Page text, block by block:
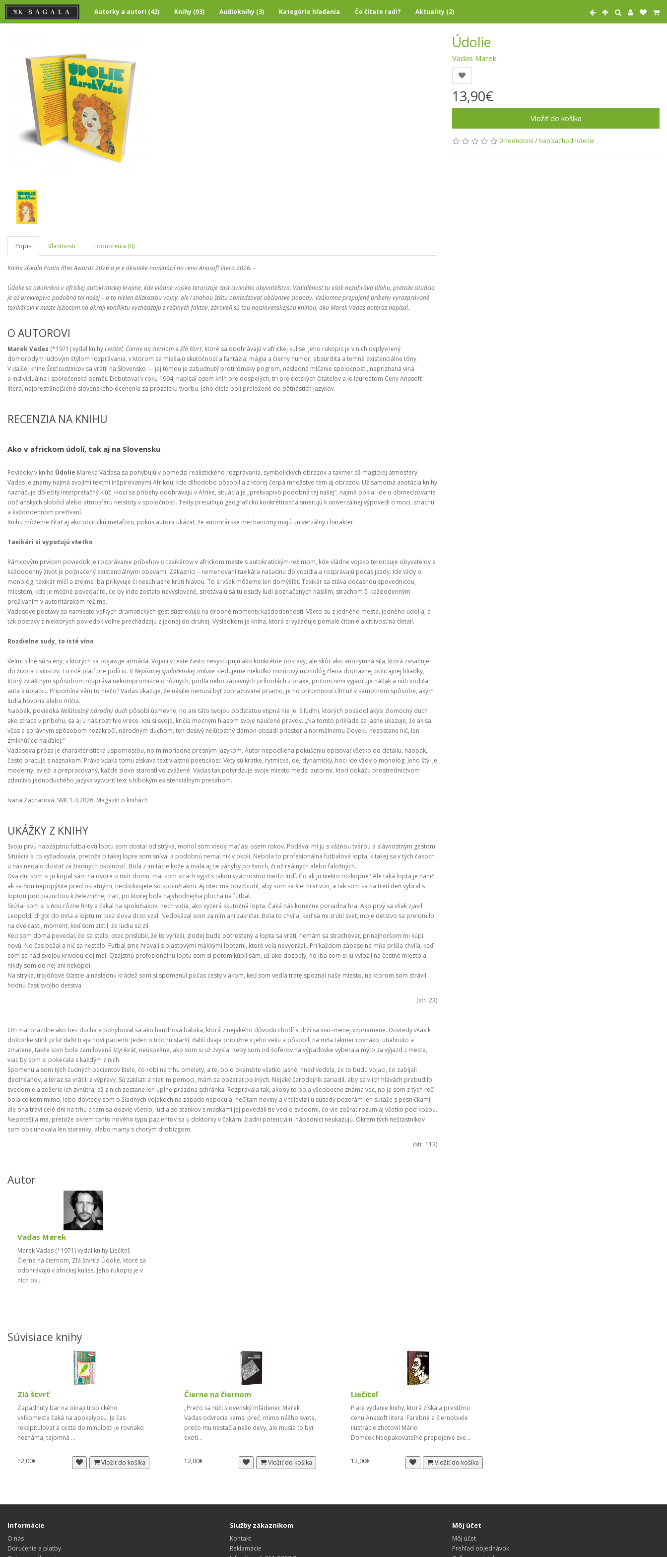
Autorky a autori (42) Knihy (93) Audioknihy (3) Kategórie hľadania Čo čítate radi? Aktuality (2)
Popis Vlastnosti Hodnotenia (0)
Kniha získala Panta Rhei Awards 2026 a je v desiatke nominácií na cenu Anasoft litera 2026. -
Údolie sa odohráva v africkej autokratickej krajine, kde vládne vojsko terorizuje časť civilného obyvateľstva. Vzdialenosť tu však nezohráva úlohu, pretože situácia
je až prekvapivo podobná tej našej – a to nielen blízkosťou vojny, ale i snahou štátu obmedzovať občianske slobody. Vzájomne prepojené príbehy vyrozprávané
taxikárovi v meste ležiacom na okraji konfliktu vychádzajú z reálnych faktov, zároveň sú tou najslovenskejšou knihou, akú Marek Vadas doteraz napísal.
O AUTOROVI
Marek Vadas (*1971) vydal knihyLiečiteľ, Čierne na čiernom a Zlá štvrť, ktoré sa odohrávajú v africkej kulise. Jeho rukopis je v nich ovplyvnený
domorodým ľudovým štýlom rozprávania, v ktorom sa miešajú skutočnosť a fantázia, mágia a čierny humor, absurdita a temné existenciálne tóny.
V ďalšej knihe Šesť cudzincov sa vrátil na Slovensko — jej témou je zabudnutý protirómsky pogrom, následné mlčanie spoločnosti, nepriznaná vina
a individuálna i spoločenská pamäť. Debutoval v roku 1994, napísal osem kníh pre dospelých, tri pre detských čitateľov a je laureátom Ceny Anasoft
litera, najprestížnejšieho slovenského ocenenia za prozaickú tvorbu. Jeho diela boli preložené do pätnástich jazykov.
RECENZIA NA KNIHU
Ako v africkom údolí, tak aj na Slovensku
Poviedky v knihe Údolie Mareka Vadasa sa pohybujú v pomedzí realistického rozprávania, symbolických obrazov a takmer až magickej atmosféry.
Vadas je známy najmä svojimi textmi inšpirovanými Afrikou, kde dlhodobo pôsobil a z ktorej čerpá množstvo tém aj obrazov. Už samotná anotácia knihy
naznačuje dôležitý interpretačný kľúč. Hoci sa príbehy odohrávajú v Afrike, situácia je „prekvapivo podobná tej našej“, najmä pokiaľ ide o obmedzovanie
občianskych slobôd alebo atmosféru neistoty v spoločnosti. Texty presahujú geografickú konkrétnosť a smerujú k univerzálnej výpovedi o moci, strachu
a každodennom prežívaní.
Knihu môžeme čítať aj ako politickú metaforu, pokus autora ukázať, že autoritárske mechanizmy majú univerzálny charakter.
Taxikári si vypočujú všetko
Rámcovým prvkom poviedok je rozprávanie príbehov o taxikárovi v africkom meste s autokratickým režimom, kde vládne vojsko terorizuje obyvateľov a
každodenný život je poznačený existenciálnymi obavami. Zákazníci – nemenovaní taxikára nasadnú do vozidla a rozprávajú počas jazdy. Ide vždy o
monológ, taxikár mlčí a zrejme iba prikyvuje či nesúhlasne krúti hlavou. To si však môžeme len domýšľať. Taxikár sa stáva dočasnou spovednicou,
miestom, kde je možné povedať to, čo by inde zostalo nevyslovené, stretávajú sa tu osudy ľudí poznačených násilím, strachom či každodenným
prežívaním v autoritárskom režime.
Vadasove postavy sa namiesto veľkých dramatických gest sústreďujú na drobné momenty každodennosti. Všetci sú z jedného mesta, jedného údolia, a
tak postavy z niektorých poviedok voľne prechádzajú z jednej do druhej. Výsledkom je kniha, ktorá si vyžaduje pomalé čítanie a citlivosť na detail.
Rozdielne sudy, to isté víno
Veľmi silné sú scény, v ktorých sa objavuje armáda. Vojaci v texte často nevystupujú ako konkrétne postavy, ale skôr ako anonymná sila, ktorá zasahuje
do života civilistov. To isté platí pre políciu. V Nepísanej spoločenskej zmluve sledujeme niekoľko minútový monológ člena dopravnej policajnej hliadky,
ktorý zvláštnym spôsobom rozpráva nekompromisne o rôznych, podľa neho zábavných príhodách z praxe, pričom nimi vyjadruje nátlak a núti vodiča
auta k úplatku. Pripomína vám to niečo? Vadas ukazuje, že násilie nemusí byť zobrazované priamo, je ho pritomnosť cítiť už v samotnom spôsobe, akým
ľudia hovoria alebo mlčia.
Naopak, poviedka Neľútostný národný duch pôsobí úsmevne, no ani táto svojou podstatou vtipná nie je. S ľuďmi, ktorých posadol akýsi zlomocný duch
ako straca v príbehu, sa aj u nás roztrhlo vrece. Idú si svoje, kričia mocným hlasom svoje naučené pravdy. „Na tomto príklade sa jasne ukazuje, že ak sa
včas a správnym spôsobom nezakročí, národným duchom, ten desivý neľútostný démon obsadí priestor a normálnemu človeku nezostane nič, len
zmlknúť čo najďalej.“
Vadasova próza je charakteristická úspornosťou, no mimoriadne presným jazykom. Autor nepodlieha pokušeniu opisovať všetko do detailu, naopak,
často pracuje s náznakom. Práve vďaka tomu získava text vlastnú poetickosť. Vety sú krátke, rytmické, dej dynamický, hoci ide vždy o monológ. Jeho štýl je
moderný, svieži a prepracovaný, každé slovo starostlivo zvážené. Vadas tak potvrdzuje svoje miesto medzi autormi, ktorí dokážu prostredníctvom
zdanlivo jednoduchého jazyka vytvoriť text s hlbokým existenciálnym presahom.
Ivana Zacharová, SME 1.4.2026, Magazín o knihách
UKÁŽKY Z KNIHY
Svoju prvú naozajstnú futbalovú loptu som dostal od strýka, mohol som vtedy mať asi osem rokov. Podával mi ju s vážnou tvárou a slávnostným gestom.
Situácia si to vyžadovala, pretože o takej lopte som sníval a podobnú nemal nik v okolí. Nebola to profesionálna futbalová lopta, k takej sa v tých časoch
u nás nedalo dostať za žiadnych okolností. Bola z imitácie kože a mala aj tie záhyby po švoch, či už reálnych alebo falošných.
Dva dni som si ju kopal sám na dvore o múr domu, mal som strach vyjsť s takou vzácnosťou medzi ľudí. Čo ak ju niekto rozkopne? Ale taká lopta je nanič,
ak sa ňou nepopýšite pred ostatnými, neobdivujete so spolužiakmi. Aj otec ma povzbudil, aby som sa šiel hrať von, a tak som sa na tretí deň vybral s
loptou pod pazuchou k železničnej trati, pri ktorej bola najvhodnejšia plocha na futbal.
Skúšal som si s ňou rôzne finty a čakal na spolužiakov, nech vidia, ako vyzerá skutočná lopta. Čaká nás konečne poriadna hra. Ako prvý sa však zjavil
Leopold, drgol do mňa a loptu mi bez slova drzo vzal. Nedokázal som za ním ani zakričať. Bola to chvíľa, keď sa mi zrútil svet, moje detstvo sa prelomilo
na dve časti, moment, keď som zistil, že ľudia sú zlí.
Keď som doma povedal, čo sa stalo, otec prisľúbil, že to vyrieši, zlodej bude potrestaný a lopta sa vráti, nemám sa strachovať, prinajhoršom mi kúpi
novú. No čas bežal a nič sa nestalo. Futbal sme hrávali s plastovými mäkkými loptami, ktoré veľa nevydržali. Pri každom zápase na mňa prišla chvíľa, keď
som sa nad svojou krivdou dojímal. Ozajstnú profesionálnu loptu som si potom kúpil sám, už ako dospelý, no iba som si ju vyložil na čestné miesto a
nikdy som do nej ani nekopol.
Na strýka, trojdňové šťastie a následnú krádež som si spomenul počas cesty vlakom, keď som vedľa trate spoznal naše miesto, na ktorom som strávil
hodnú časť svojho detstva.
(str. 23)
Oči mal prázdne ako bez ducha a pohyboval sa ako handrová bábika, ktorá z nejakého dôvodu chodí a drží sa viac-menej vzpriamene. Dovtedy však k
doktorke stihli prísť ďalší traja noví pacienti. Jeden o trochu starší, ďalší dvaja približne v jeho veku a pôsobili na mňa takmer rovnako, utiahnuto a
zmätene, takže som bola zamilovaná štyrikrát, neúspešne, ako som si už zvykla. Keby som od šoférov na výpadovke vyberala mýto za výjazd z mesta,
viac by som si pokecala s každým z nich.
Spomenula som tých čudných pacientov Etele, čo robí na trhu omelety, a tej bolo okamžite všetko jasné, hneď vedela, že to budú vojaci, čo zabíjali
dedinčanov, a teraz sa vrátili z výpravy. Sú zakliati a niet im pomoci, mám sa pozerať po iných. Nejaký čarodejník zariadil, aby sa v ich hlavách prebudilo
svedomie a zožerie ich zvnútra, až z nich zostane len úplne prázdna schránka. Rozprávala tak, akoby to bola všeobecne známa vec, no ja som z tých rečí
bola celkom mimo, lebo dovtedy som o žiadnych vojakoch na západe nepočula, nečítam noviny a v televízii u susedy pozerám len súťaže s pesničkami,
ale ona trávi celé dni na trhu a tam sa dozvie všetko, ľudia zo stánkov s maskami jej povedali tie veci o svedomí, čo vie zožrať rozum aj všetko pod kožou.
Nepotešila ma, pretože okrem tohto nového typu pacientov sa u doktorky v čakárni žiadni potenciálni nápadníci neukazujú. Okrem tých nešťastníkov
som obsluhovala len starenky, alebo mamy s chorým drobizgom.
(str. 113)
Údolie
Vadas Marek
13,90€
Vložiť do košíka
0 hodnotení/ Napísať hodnotenie
Autor
Vadas Marek
Marek Vadas (*1971) vydal knihy Liečiteľ,
Čierne na čiernom, Zlá štvrť a Údolie, ktoré sa
odohrávajú v africkej kulise. Jeho rukopis je v
nich ov...
Súvisiace knihy
Zlá štvrť
Zapadnutý bar na okraji tropického
veľkomesta čaká na apokalypsu. Je čas
rekapitulovať a cesta do minulosti je rovnako
neznáma, tajomná ...
12,00€ Vložiť do košíka
Čierne na čiernom
„Prečo sa rúči slovenský mládenec Marek
Vadas odvracia kamsi preč, mimo nášho sveta,
prečo mu nestačia naše devy, ale musia to byť
exoti...
12,00€ Vložiť do košíka
Liečiteľ
Piate vydanie knihy, ktorá získala prestížnu
cenu Anasoft litera. Farebné a čiernobiele
ilustrácie zhotovil Mário
Domček.Neopakovateľné prepojenie sve...
12,00€ Vložiť do košíka
Informácie
O nás
Doručenie a platby
Služby zákazníkom
Kontakt
Reklamácie
Môj účet
Môj účet
Prehľad objednávok